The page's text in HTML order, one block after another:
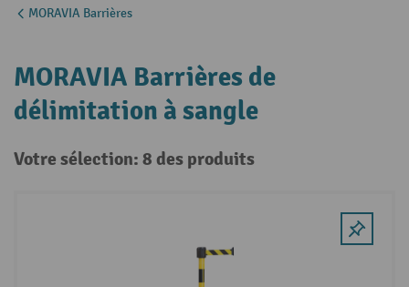
MORAVIA Barrières
MORAVIA Barrières de
délimitation à sangle
Votre sélection: 8 des produits